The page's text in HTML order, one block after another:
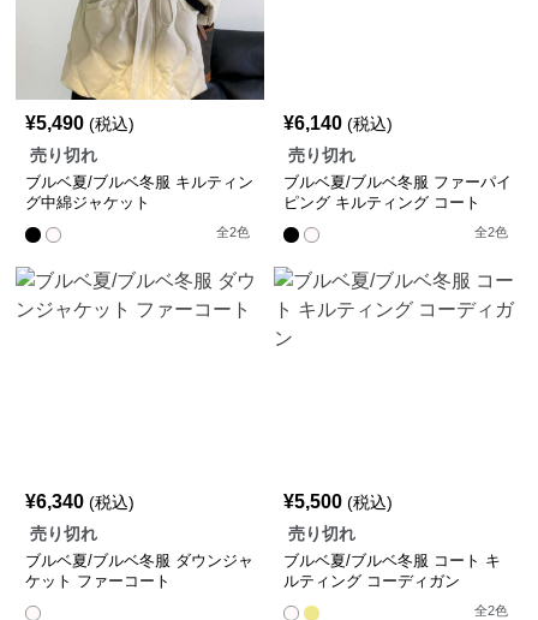
¥5,490 (税込)
売り切れ
ブルベ夏/ブルベ冬服 キルティン
グ中綿ジャケット
全2色
¥6,140 (税込)
売り切れ
ブルベ夏/ブルベ冬服 ファーパイ
ピング キルティング コート
全2色
¥6,340 (税込)
売り切れ
ブルベ夏/ブルベ冬服 ダウンジャ
ケット ファーコート
¥5,500 (税込)
売り切れ
ブルベ夏/ブルベ冬服 コート キ
ルティング コーディガン
全2色